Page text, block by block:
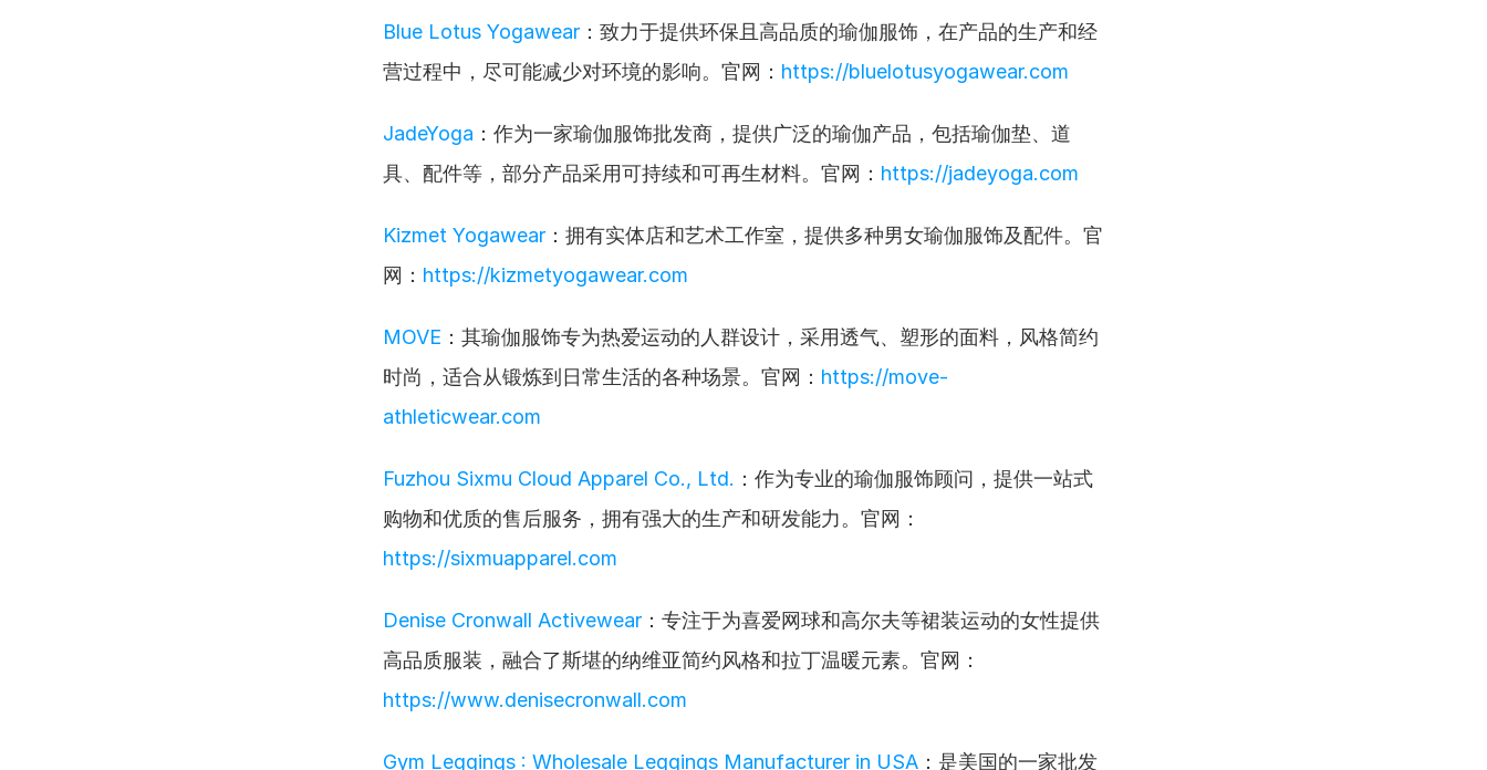
Blue Lotus Yogawear ：致力于提供环保且高品质的瑜伽服饰，在产品的生产和经
营过程中，尽可能减少对环境的影响。官网： https://bluelotusyogawear.com
JadeYoga ：作为一家瑜伽服饰批发商，提供广泛的瑜伽产品，包括瑜伽垫、道
具、配件等，部分产品采用可持续和可再生材料。官网： https://jadeyoga.com
Kizmet Yogawear ：拥有实体店和艺术工作室，提供多种男女瑜伽服饰及配件。官
网： https://kizmetyogawear.com
MOVE ：其瑜伽服饰专为热爱运动的人群设计，采用透气、塑形的面料，风格简约
时尚，适合从锻炼到日常生活的各种场景。官网： https://move-
athleticwear.com
Fuzhou Sixmu Cloud Apparel Co., Ltd. ：作为专业的瑜伽服饰顾问，提供一站式
购物和优质的售后服务，拥有强大的生产和研发能力。官网：
https://sixmuapparel.com
Denise Cronwall Activewear ：专注于为喜爱网球和高尔夫等裙装运动的女性提供
高品质服装，融合了斯堪的纳维亚简约风格和拉丁温暖元素。官网：
https://www.denisecronwall.com
Gym Leggings : Wholesale Leggings Manufacturer in USA ：是美国的一家批发